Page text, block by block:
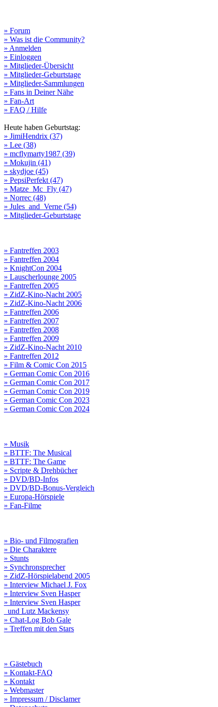
» Forum
» Was ist die Community?
» Anmelden
» Einloggen
» Mitglieder-Übersicht
» Mitglieder-Geburtstage
» Mitglieder-Sammlungen
» Fans in Deiner Nähe
» Fan-Art
» FAQ / Hilfe
Heute haben Geburtstag:
» JimiHendrix (37)
» Lee (38)
» mcflymarty1987 (39)
» Mokujin (41)
» skydjoe (45)
» PepsiPerfekt (47)
» Matze_Mc_Fly (47)
» Norrec (48)
» Jules_and_Verne (54)
» Mitglieder-Geburtstage
» Fantreffen 2003
» Fantreffen 2004
» KnightCon 2004
» Lauscherlounge 2005
» Fantreffen 2005
» ZidZ-Kino-Nacht 2005
» ZidZ-Kino-Nacht 2006
» Fantreffen 2006
» Fantreffen 2007
» Fantreffen 2008
» Fantreffen 2009
» ZidZ-Kino-Nacht 2010
» Fantreffen 2012
» Film & Comic Con 2015
» German Comic Con 2016
» German Comic Con 2017
» German Comic Con 2019
» German Comic Con 2023
» German Comic Con 2024
» Musik
» BTTF: The Musical
» BTTF: The Game
» Scripte & Drehbücher
» DVD/BD-Infos
» DVD/BD-Bonus-Vergleich
» Europa-Hörspiele
» Fan-Filme
» Bio- und Filmografien
» Die Charaktere
» Stunts
» Synchronsprecher
» ZidZ-Hörspielabend 2005
» Interview Michael J. Fox
» Interview Sven Hasper
» Interview Sven Hasper
und Lutz Mackensy
» Chat-Log Bob Gale
» Treffen mit den Stars
» Gästebuch
» Kontakt-FAQ
» Kontakt
» Webmaster
» Impressum / Disclamer